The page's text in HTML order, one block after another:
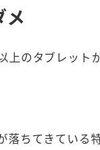
上のタブレッ
ちてきている特